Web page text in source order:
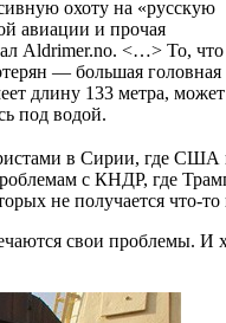
охоту на «русскую
авиации и прочая
Aldrimer.no. <…> То, что
— большая головная
длину 133 метра, может
под водой.
в Сирии, где
с КНДР, где
не получается
свои проблемы. И